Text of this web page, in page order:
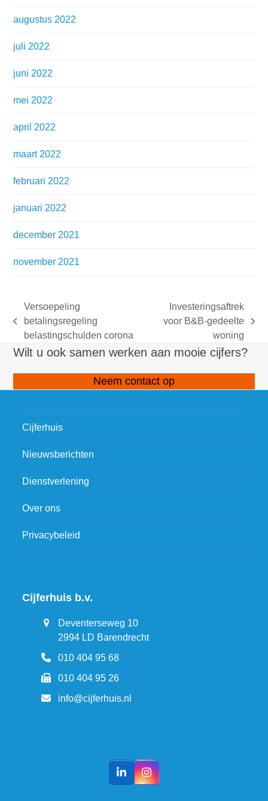
augustus 2022
juli 2022
juni 2022
mei 2022
april 2022
maart 2022
februari 2022
januari 2022
december 2021
november 2021
previous
post:
Versoepeling
betalingsregeling
belastingschulden corona
next
Investeringsaftrek
voor B&B-gedeelte
woning
Wilt u ook samen werken aan mooie cijfers?
Neem contact op
Cijferhuis
Nieuwsberichten
Dienstverlening
Over ons
Privacybeleid
Cijferhuis b.v.
Deventerseweg 10
2994 LD Barendrecht
010 404 95 68
010 404 95 26
info@cijferhuis.nl
LinkedInInstagram